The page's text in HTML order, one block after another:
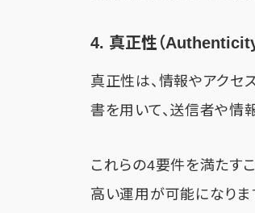
4. 真正性（Authenticity
真正性は、情報やアクセ
書を用いて、送信者や情
これらの4要件を満たす
高い運用が可能になりま